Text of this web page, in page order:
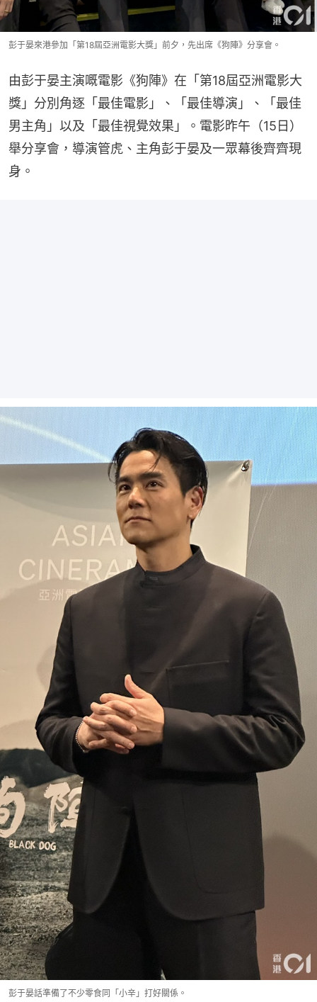
彭于晏來港參加「第18屆亞洲電影大獎」前夕，先出席《狗陣》分享會。
由彭于晏主演嘅電影《狗陣》在「第18屆亞洲電影大
獎」分別角逐「最佳電影」、「最佳導演」、「最佳
男主角」以及「最佳視覺效果」。電影昨午（15日）
舉分享會，導演管虎、主角彭于晏及一眾幕後齊齊現
身。
彭于晏話準備了不少零食同「小辛」打好關係。